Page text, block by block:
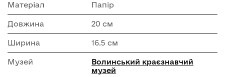
Матеріал Папір
Довжина 20 см
Ширина 16.5 см
Музей
Волинський краєзнавчий
музей